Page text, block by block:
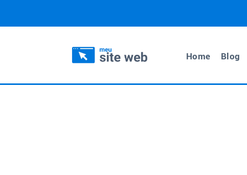
Home Blog